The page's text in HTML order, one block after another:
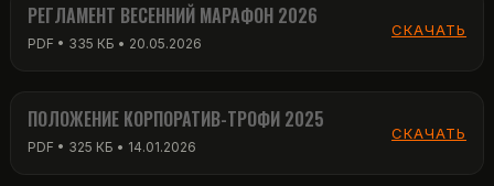
РЕГЛАМЕНТ ВЕСЕННИЙ МАРАФОН 2026
PDF • 335 КБ • 20.05.2026
СКАЧАТЬ
ПОЛОЖЕНИЕ КОРПОРАТИВ-ТРОФИ 2025
PDF • 325 КБ • 14.01.2026
СКАЧАТЬ